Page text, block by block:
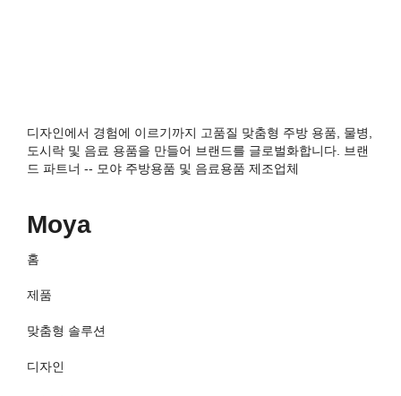
디자인에서 경험에 이르기까지 고품질 맞춤형 주방 용품, 물병,
도시락 및 음료 용품을 만들어 브랜드를 글로벌화합니다. 브랜
드 파트너 -- 모야 주방용품 및 음료용품 제조업체
Moya
홈
제품
맞춤형 솔루션
디자인